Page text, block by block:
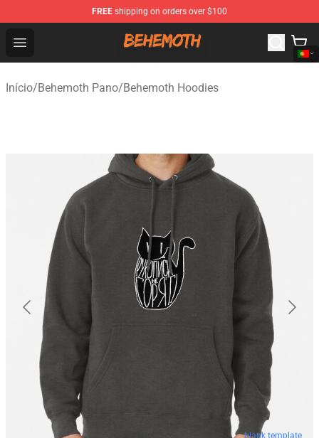
FREE shipping on orders over $100
Open menu
Behemoth Store - Official Behemoth Merchandise Shop
Início/Behemoth Pano/Behemoth Hoodies